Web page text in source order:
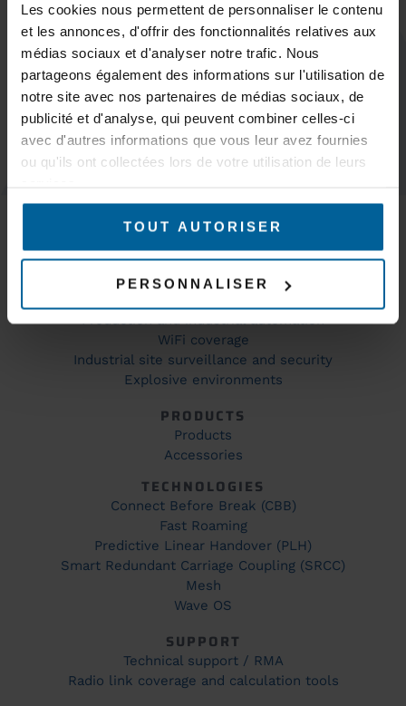
Les cookies nous permettent de personnaliser le contenu
et les annonces, d'offrir des fonctionnalités relatives aux
médias sociaux et d'analyser notre trafic. Nous
partageons également des informations sur l'utilisation de
notre site avec nos partenaires de médias sociaux, de
publicité et d'analyse, qui peuvent combiner celles-ci
avec d'autres informations que vous leur avez fournies
ou qu'ils ont collectées lors de votre utilisation de leurs
TOUT AUTORISER
PERSONNALISER
Subscribe
KEEP IN TOUCH
MARKETS
Trains & subways
AGVs – AMR & Logistics robots
Overhead cranes, gantry cranes and cranes
WiFi coverage
Industrial site surveillance and security
Explosive environments
PRODUCTS
Products
Accessories
TECHNOLOGIES
Connect Before Break (CBB)
Fast Roaming
Predictive Linear Handover (PLH)
Smart Redundant Carriage Coupling (SRCC)
Mesh
Wave OS
SUPPORT
Technical support / RMA
Radio link coverage and calculation tools